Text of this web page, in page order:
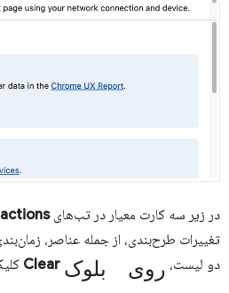
در زیر سه کارت معیار در تب‌های
تغییرات طرح‌بندی، از جمله عناصر،
دو لیست، روی بلوک Clear